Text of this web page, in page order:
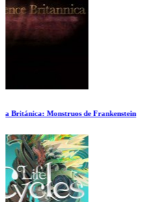
Stephen Hawking: Breve Historia de Mi